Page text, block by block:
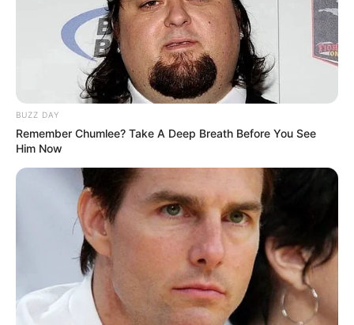
Tanggal Lahir:
2007
Tempat Lahir:
Tokyo,Jepang
19 Tahun
Profesi:
Aktris
Edit
Lewat beberapa merk ternama, Miya Cech memulai karirnya
sebagai model cilik di usia 4 tahun. Saat itu, ia bekerja sama
menjadi model untuk Gap, Skechers, Ralph Lauren, dan
Gymboree.
BUZZ DAY
Remember Chumlee? Take A Deep Breath Before You See
Him Now